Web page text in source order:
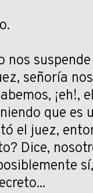
nos
señoría
¡eh!,
que es
el juez,
Dice,